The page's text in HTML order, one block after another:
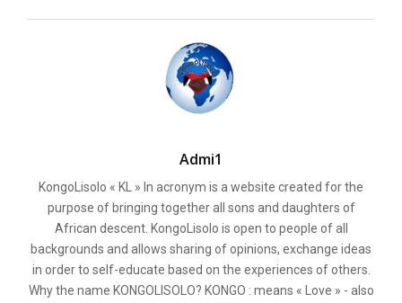
Admi1
KongoLisolo « KL » In acronym is a website created for the
purpose of bringing together all sons and daughters of
African descent. KongoLisolo is open to people of all
backgrounds and allows sharing of opinions, exchange ideas
in order to self-educate based on the experiences of others.
Why the name KONGOLISOLO? KONGO : means « Love » - also